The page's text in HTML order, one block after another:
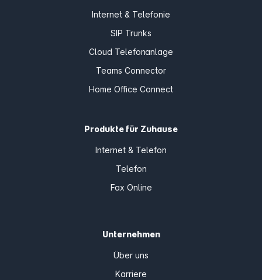
Internet & Telefonie
SIP Trunks
Cloud Telefonanlage
Teams Connector
Home Office Connect
Produkte für Zuhause
Internet & Telefon
Telefon
Fax Online
Unternehmen
Über uns
Karriere